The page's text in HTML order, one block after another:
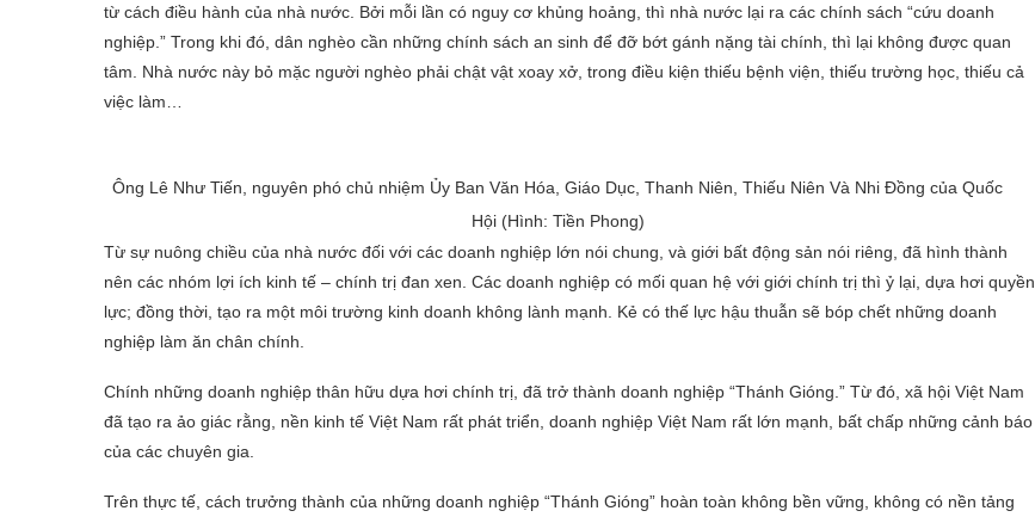
từ cách điều hành của nhà nước. Bởi mỗi lần có nguy cơ khủng hoảng, thì nhà nước lại ra các chính sách “cứu doanh
nghiệp.” Trong khi đó, dân nghèo cần những chính sách an sinh để đỡ bớt gánh nặng tài chính, thì lại không được quan
tâm. Nhà nước này bỏ mặc người nghèo phải chật vật xoay xở, trong điều kiện thiếu bệnh viện, thiếu trường học, thiếu cả
việc làm…
Ông Lê Như Tiến, nguyên phó chủ nhiệm Ủy Ban Văn Hóa, Giáo Dục, Thanh Niên, Thiếu Niên Và Nhi Đồng của Quốc
Hội (Hình: Tiền Phong)
Từ sự nuông chiều của nhà nước đối với các doanh nghiệp lớn nói chung, và giới bất động sản nói riêng, đã hình thành
nên các nhóm lợi ích kinh tế – chính trị đan xen. Các doanh nghiệp có mối quan hệ với giới chính trị thì ỷ lại, dựa hơi quyền
lực; đồng thời, tạo ra một môi trường kinh doanh không lành mạnh. Kẻ có thế lực hậu thuẫn sẽ bóp chết những doanh
nghiệp làm ăn chân chính.
Chính những doanh nghiệp thân hữu dựa hơi chính trị, đã trở thành doanh nghiệp “Thánh Gióng.” Từ đó, xã hội Việt Nam
đã tạo ra ảo giác rằng, nền kinh tế Việt Nam rất phát triển, doanh nghiệp Việt Nam rất lớn mạnh, bất chấp những cảnh báo
của các chuyên gia.
Trên thực tế, cách trưởng thành của những doanh nghiệp “Thánh Gióng” hoàn toàn không bền vững, không có nền tảng